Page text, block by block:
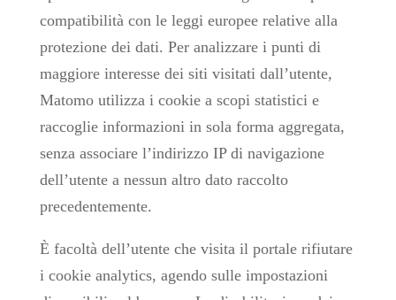
compatibilità con le leggi europee relative alla
protezione dei dati. Per analizzare i punti di
maggiore interesse dei siti visitati dall’utente,
Matomo utilizza i cookie a scopi statistici e
raccoglie informazioni in sola forma aggregata,
senza associare l’indirizzo IP di navigazione
dell’utente a nessun altro dato raccolto
precedentemente.
È facoltà dell’utente che visita il portale rifiutare
i cookie analytics, agendo sulle impostazioni